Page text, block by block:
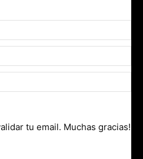
tu email. Muchas gracias!